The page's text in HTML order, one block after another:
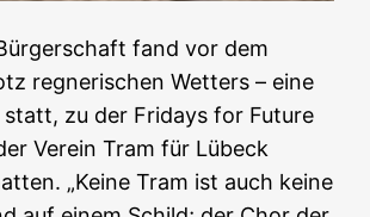
fand vor dem
regnerischen Wetters – eine
statt, zu der Fridays for Future
Verein Tram für Lübeck
„Keine Tram ist auch keine